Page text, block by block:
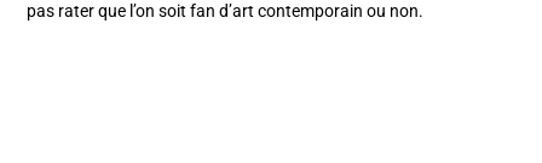
pas rater que l’on soit fan d’art contemporain ou non.